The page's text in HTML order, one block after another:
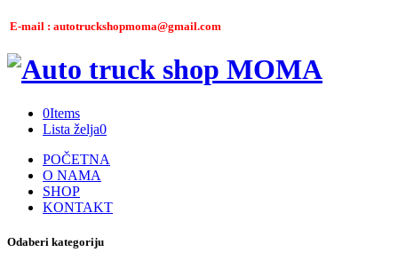
E-mail : autotruckshopmoma@gmail.com
0Items
Lista želja0
POČETNA
O NAMA
SHOP
KONTAKT
Odaberi kategoriju